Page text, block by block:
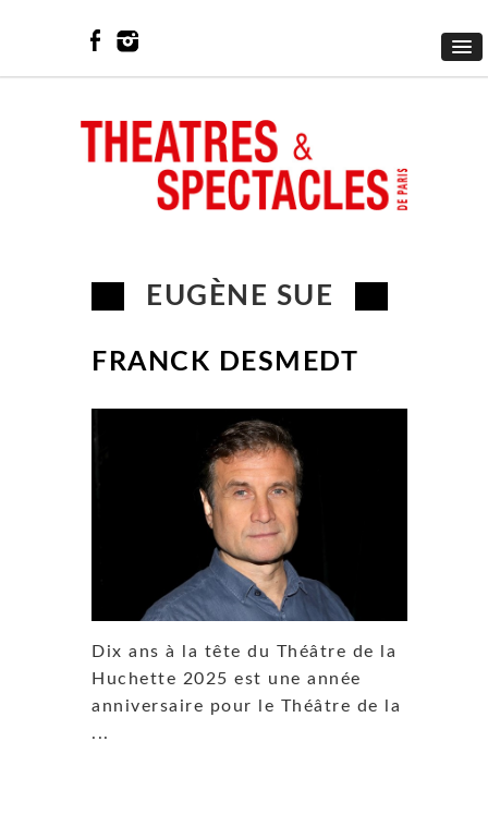
EUGÈNE SUE
FRANCK DESMEDT
Dix ans à la tête du Théâtre de la
Huchette 2025 est une année
anniversaire pour le Théâtre de la
...